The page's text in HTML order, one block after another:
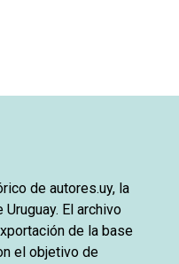
de autores.uy, la
El archivo
de la base
el objetivo de